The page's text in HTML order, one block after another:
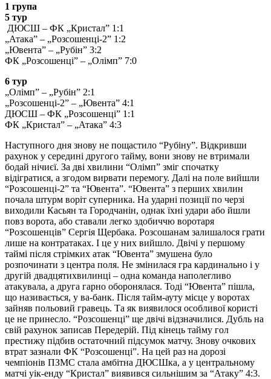
1 група
5 тур
ДЮСШ – ФК „Кристал” 1:1
„Атака” – „Розсошенці-2” 1:2
„Ювента” – „Рубін” 3:2
ФК „Розсошенці” – „Олімп” 7:0
6 тур
„Олімп” – „Рубін” 2:1
„Розсошенці-2” – „Ювента” 4:1
ДЮСШ – ФК „Розсошенці” 1:1
ФК „Кристал” – „Атака” 4:3
Наступного дня знову не пощастило “Рубіну”. Відкривши
рахунок у середині другого тайму, вони знову не втримали
бодай нічиєї. За дві хвилини “Олімп” зміг спочатку
відігратися, а згодом вирвати перемогу. Далі на поле вийшли
“Розсошенці-2” та “Ювента”. “Ювента” з перших хвилин
почала штурм воріт суперника. На ударні позиції по черзі
виходили Касьян та Городчанін, однак їхні удари або йшли
повз ворота, або ставали легко здобиччю воротаря
“Розсошенців” Сергія Щербака. Розсошанам залишалося грати
лише на контратаках. І це у них вийшло. Двічі у першому
таймі після стрімких атак “Ювента” змушена було
розпочинати з центра поля. Не змінилася гра кардинально і у
другій двадцятихвилинці – одна команда наполегливо
атакувала, а друга гарно оборонялася. Тоді “Ювента” пішла,
що називається, у ва-банк. Після тайм-ауту місце у воротах
зайняв польовий гравець. Та як виявилося особливої користі
це не принесло. “Розсошенці” ще двічі відзначилися. Дубль на
свій рахунок записав Передерій. Під кінець тайму гол
престижу підбив остаточний підсумок матчу. Знову очкових
втрат зазнали ФК “Розсошенці”. На цей раз на дорозі
чемпіонів ПЗМС стала амбітна ДЮСШка, а у центральному
матчі уік-енду “Кристал” виявився сильнішим за “Атаку” 4:3.